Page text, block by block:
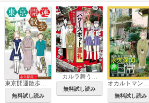
東京開運散歩［1話売り］
無料試し読み
無料試し読み
オカルトマンガ家 永久保先生の“非”日常［1話売り］
無料試し読み